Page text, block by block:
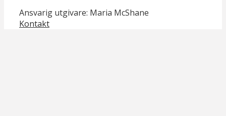
Ansvarig utgivare: Maria McShane
Kontakt